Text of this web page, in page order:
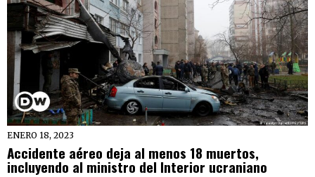
ENERO 18, 2023
Accidente aéreo deja al menos 18 muertos,
incluyendo al ministro del Interior ucraniano